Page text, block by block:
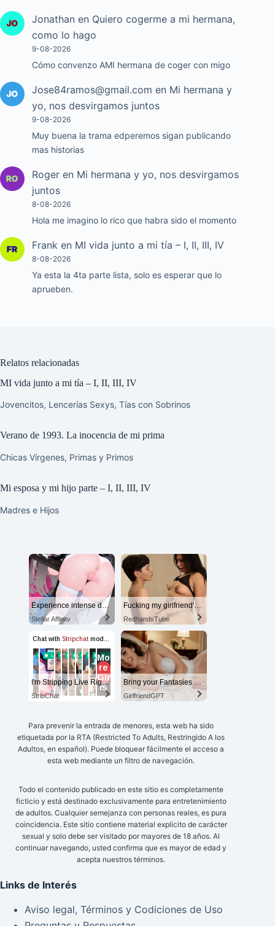
Jonathan en Quiero cogerme a mi hermana,
como lo hago
9-08-2026
Cómo convenzo AMI hermana de coger con migo
Jose84ramos@gmail.com en Mi hermana y
yo, nos desvirgamos juntos
9-08-2026
Muy buena la trama edperemos sigan publicando
mas historias
Roger en Mi hermana y yo, nos desvirgamos
juntos
8-08-2026
Hola me imagino lo rico que habra sido el momento
Frank en MI vida junto a mi tía – I, II, III, IV
8-08-2026
Ya esta la 4ta parte lista, solo es esperar que lo
aprueben.
Relatos relacionadas
MI vida junto a mi tía – I, II, III, IV
Jovencitos, Lencerías Sexys, Tías con Sobrinos
Verano de 1993. La inocencia de mi prima
Chicas Vírgenes, Primas y Primos
Mi esposa y mi hijo parte – I, II, III, IV
Madres e Hijos
Experience intense desire for girls anytime, anywhere.
Stellar Affinity
Fucking my girlfriend's hot mommy by mistake
RedhandsTube
I'm Stripping Live Right Now
StripChat
Bring your Fantasies to life
GirlfriendGPT
Para prevenir la entrada de menores, esta web ha sido
etiquetada por la RTA (Restricted To Adults, Restringido A los
Adultos, en español). Puede bloquear fácilmente el acceso a
esta web mediante un filtro de navegación.
Todo el contenido publicado en este sitio es completamente
ficticio y está destinado exclusivamente para entretenimiento
de adultos. Cualquier semejanza con personas reales, es pura
coincidencia. Este sitio contiene material explícito de carácter
sexual y solo debe ser visitado por mayores de 18 años. Al
continuar navegando, usted confirma que es mayor de edad y
acepta nuestros términos.
Links de Interés
Aviso legal, Términos y Codiciones de Uso